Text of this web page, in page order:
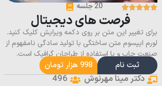
20 جلسه
فرصت های دیجیتال
برای تغییر این متن بر روی دکمه ویرایش کلیک کنید.
لورم ایپسوم متن ساختگی با تولید سادگی نامفهوم از
صنعت چاپ و با استفاده از طراحان گرافیک است.
ثبت نام 998 هزار تومان
دکتر مینا مهرنوش 496